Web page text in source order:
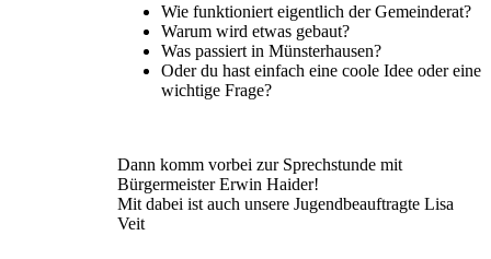
Wie funktioniert eigentlich der Gemeinderat?
Warum wird etwas gebaut?
Was passiert in Münsterhausen?
Oder du hast einfach eine coole Idee oder eine
wichtige Frage?
Dann komm vorbei zur Sprechstunde mit
Bürgermeister Erwin Haider!
Mit dabei ist auch unsere Jugendbeauftragte Lisa
Veit